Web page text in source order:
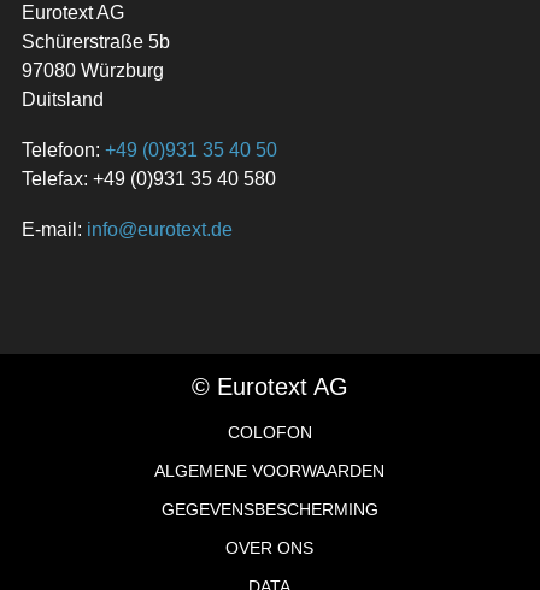
Eurotext AG
Schürerstraße 5b
97080 Würzburg
Duitsland
Telefoon: +49 (0)931 35 40 50
Telefax: +49 (0)931 35 40 580
E-mail: info@eurotext.de
© Eurotext AG
COLOFON
ALGEMENE VOORWAARDEN
GEGEVENSBESCHERMING
OVER ONS